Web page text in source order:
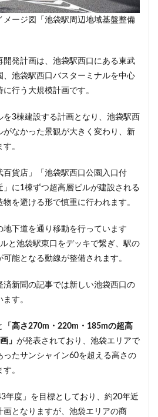
メージ図「池袋駅周辺地域基盤整備
開発計画は、池袋駅西口にある東武
、池袋駅西口バスターミナルを中心
行う大規模計画です。
を3棟建設する計画となり、池袋駅西
がなかった景観が大きく変わり、新
。
百貨店」「池袋駅西口公園入口付
」に1棟ずつ超高層ビルが建設される
を避ける形で慎重に行われます。
地下道を通り移動を行っています
と池袋駅東口をデッキで繋ぎ、駅の
可能となる動線が整備されます。
済新聞の記事では新しい池袋西口の
す。
「高さ270m・220m・185mの超高
」 が発表されており、池袋エリアで
ったサンシャイン60を超える高さの
。
年度」を目標としており、約20年近
画となりますが、池袋エリアの商
開発 野田市 金町
阪神高速 阿佐ヶ谷 雑司が谷
青森駅 青海
飯田橋駅
駅 駅ナカ 駅ビル
広場 駅近 駐車場
駅
高島平 高架 高架下
高級ホテル 高級マンション
分譲マンション 高級老人ホーム
鶴ヶ峰駅 鶴川 鶴舞
麻布十番
検索